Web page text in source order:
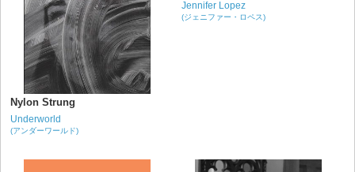
Nylon Strung
Underworld
(アンダーワールド)
Jennifer Lopez
(ジェニファー・ロペス)